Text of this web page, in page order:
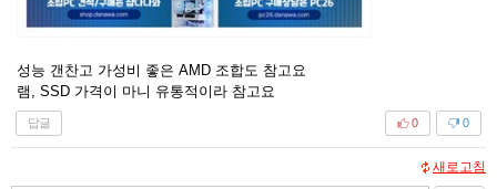
성능 갠찬고 가성비 좋은 AMD 조합도 참고요
램, SSD 가격이 마니 유통적이라 참고요
답글 0
0
새로고침